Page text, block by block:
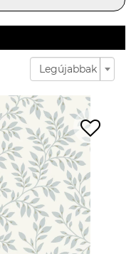
Legújabbak